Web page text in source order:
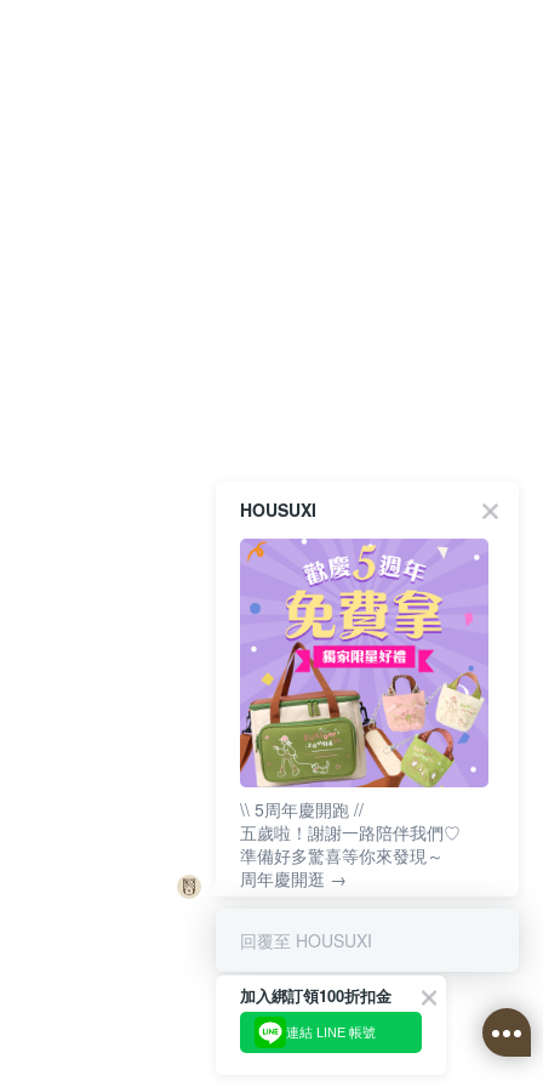
HOUSUXI
\\ 5周年慶開跑 //
五歲啦！謝謝一路陪伴我們♡
準備好多驚喜等你來發現～
周年慶開逛 →
回覆至 HOUSUXI
加入綁訂領100折扣金
連結 LINE 帳號